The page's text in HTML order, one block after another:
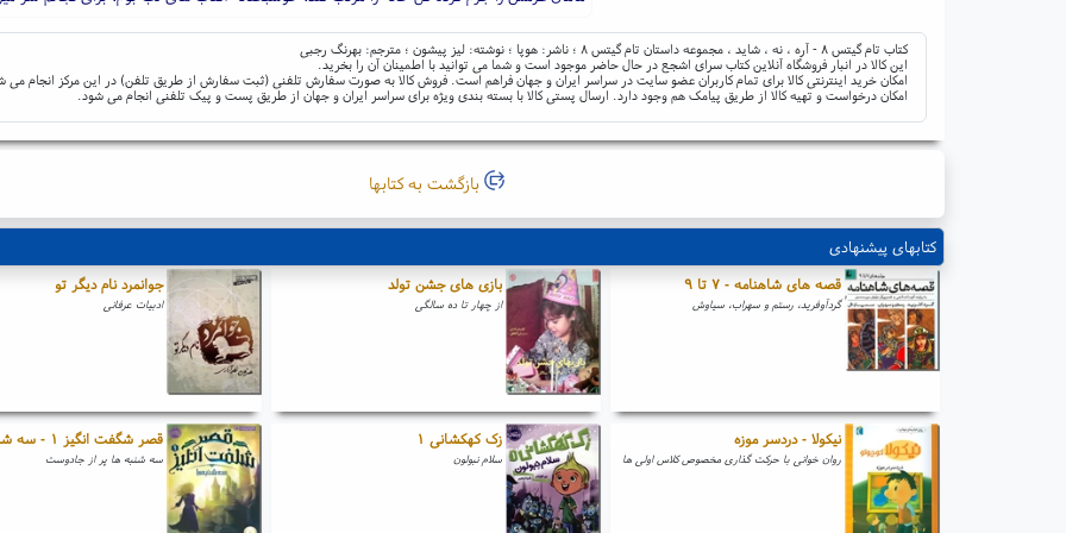
کتاب تام گیتس ۸ - آره ، نه ، شاید ، مجموعه داستان تام گیتس ۸ ؛ ناشر: هوپا ؛ نوشته: لیز پیشون ؛ مترجم: بهرنگ رجبی
این کالا در انبار فروشگاه آنلاین کتاب سرای اشجع در حال حاضر موجود است و شما می توانید با اطمینان آن را بخرید.
امکان خرید اینترنتی کالا برای تمام کاربران عضو سایت در سراسر ایران و جهان فراهم است. فروش کالا به صورت سفارش تلفنی (ثبت سفارش از طریق تلفن) در این مرکز انجام می
امکان درخواست و تهیه کالا از طریق پیامک هم وجود دارد. ارسال پستی کالا با بسته بندی ویژه برای سراسر ایران و جهان از طریق پست و پیک تلفنی انجام می شود.
بازگشت به کتابها
کتابهای پیشنهادی
قصه های شاهنامه - ۷ تا ۹
گردآوفرید، رستم و سهراب، سیاوش
بازی های جشن تولد
از چهار تا ده سالگی
جوانمرد نام دیگر تو
ادبیات عرفانی
نیکولا - دردسر موزه
روان خوانی با حرکت گذاری مخصوص کلاس اولی ها
زک کهکشانی ۱
سلام نبولون
قصر شگفت انگیز ۱ - سه شنبه ها
سه شنبه ها پر از جادوست